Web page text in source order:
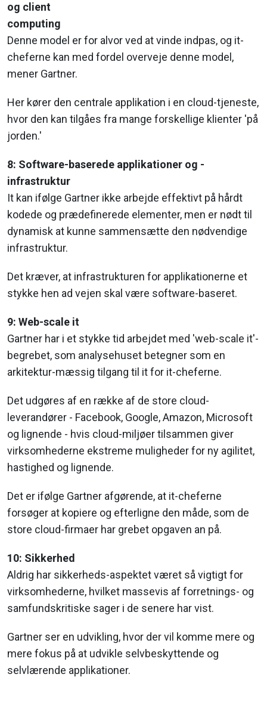
og client
computing
Denne model er for alvor ved at vinde indpas, og it-
cheferne kan med fordel overveje denne model,
mener Gartner.
Her kører den centrale applikation i en cloud-tjeneste,
hvor den kan tilgåes fra mange forskellige klienter 'på
jorden.'
8: Software-baserede applikationer og -
infrastruktur
It kan ifølge Gartner ikke arbejde effektivt på hårdt
kodede og prædefinerede elementer, men er nødt til
dynamisk at kunne sammensætte den nødvendige
infrastruktur.
Det kræver, at infrastrukturen for applikationerne et
stykke hen ad vejen skal være software-baseret.
9: Web-scale it
Gartner har i et stykke tid arbejdet med 'web-scale it'-
begrebet, som analysehuset betegner som en
arkitektur-mæssig tilgang til it for it-cheferne.
Det udgøres af en række af de store cloud-
leverandører - Facebook, Google, Amazon, Microsoft
og lignende - hvis cloud-miljøer tilsammen giver
virksomhederne ekstreme muligheder for ny agilitet,
hastighed og lignende.
Det er ifølge Gartner afgørende, at it-cheferne
forsøger at kopiere og efterligne den måde, som de
store cloud-firmaer har grebet opgaven an på.
10: Sikkerhed
Aldrig har sikkerheds-aspektet været så vigtigt for
virksomhederne, hvilket massevis af forretnings- og
samfundskritiske sager i de senere har vist.
Gartner ser en udvikling, hvor der vil komme mere og
mere fokus på at udvikle selvbeskyttende og
selvlærende applikationer.